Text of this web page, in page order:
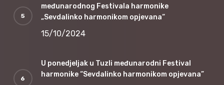
međunarodnog Festivala harmonike
„Sevdalinko harmonikom opjevana“
15/10/2024
U ponedjeljak u Tuzli međunarodni Festival
harmonike “Sevdalinko harmonikom opjevana”